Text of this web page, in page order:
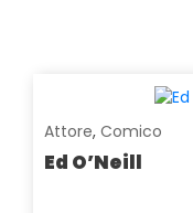
Attore, Comico
Ed O’Neill